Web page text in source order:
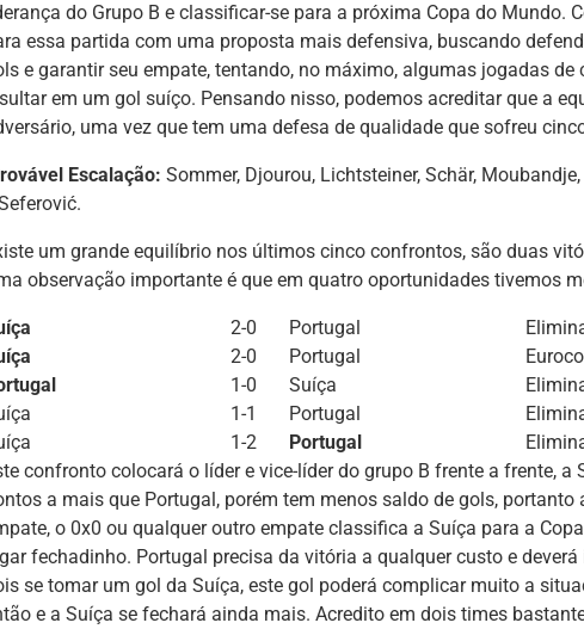
do Grupo B e classificar-se para a próxima Copa do Mundo.
essa partida com uma proposta mais defensiva, buscando
e garantir seu empate, tentando, no máximo, algumas jogadas
em um gol suíço. Pensando nisso, podemos acreditar que a
uma vez que tem uma defesa de qualidade que sofreu
Escalação: Sommer, Djourou, Lichtsteiner, Schär,
um grande equilíbrio nos últimos cinco confrontos, são duas
observação importante é que em quatro oportunidades tivemos
2-0 Portugal
2-0 Portugal
1-0 Suíça
1-1 Portugal
1-2 Portugal
confronto colocará o líder e vice-líder do grupo B frente a frente, a
a mais que Portugal, porém tem menos saldo de gols, portanto
o 0x0 ou qualquer outro empate classifica a Suíça para a
fechadinho. Portugal precisa da vitória a qualquer custo e
se tomar um gol da Suíça, este gol poderá complicar muito a
e a Suíça se fechará ainda mais. Acredito em dois times